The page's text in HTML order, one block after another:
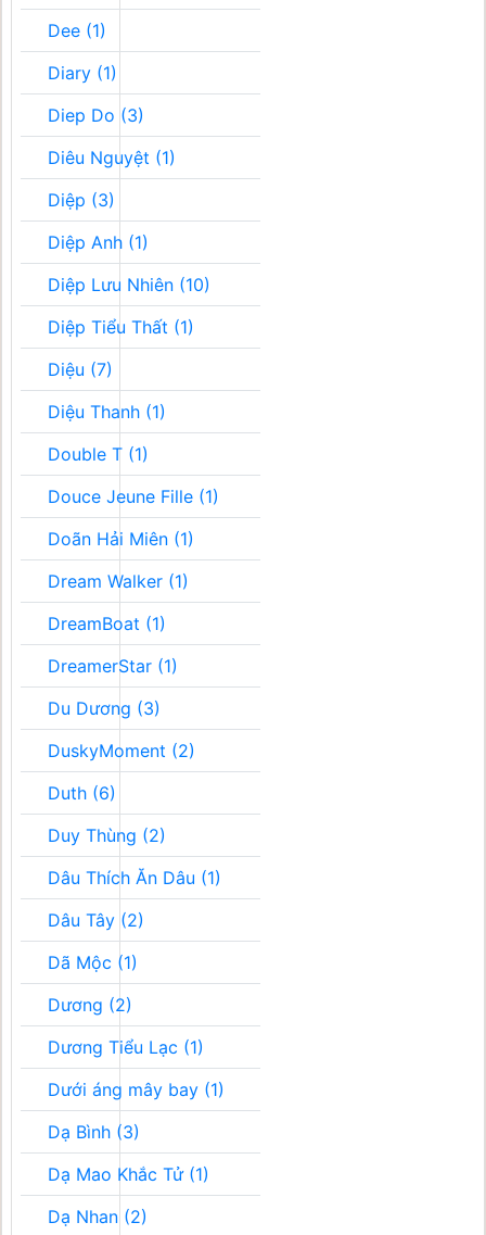
Dee (1)
Diary (1)
Diep Do (3)
Diêu Nguyệt (1)
Diệp (3)
Diệp Anh (1)
Diệp Lưu Nhiên (10)
Diệp Tiểu Thất (1)
Diệu (7)
Diệu Thanh (1)
Double T (1)
Douce Jeune Fille (1)
Doãn Hải Miên (1)
Dream Walker (1)
DreamBoat (1)
DreamerStar (1)
Du Dương (3)
DuskyMoment (2)
Duth (6)
Duy Thùng (2)
Dâu Thích Ăn Dâu (1)
Dâu Tây (2)
Dã Mộc (1)
Dương (2)
Dương Tiểu Lạc (1)
Dưới áng mây bay (1)
Dạ Bình (3)
Dạ Mao Khắc Tử (1)
Dạ Nhan (2)